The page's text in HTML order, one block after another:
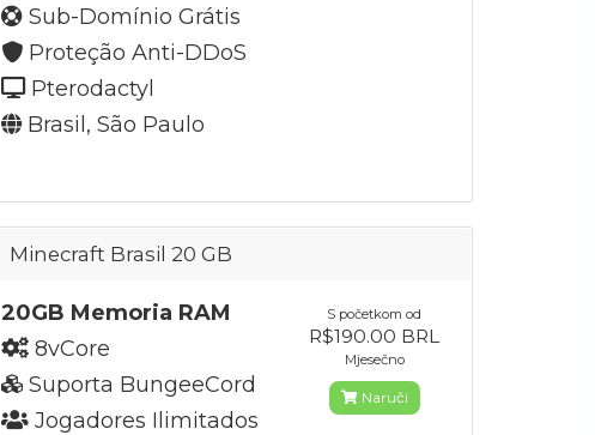
Sub-Domínio Grátis
Proteção Anti-DDoS
Pterodactyl
Brasil, São Paulo
Minecraft Brasil 20 GB
20GB Memoria RAM
8vCore
Suporta BungeeCord
Jogadores Ilimitados
S početkom od
R$190.00 BRL
Mjesečno
Naruči